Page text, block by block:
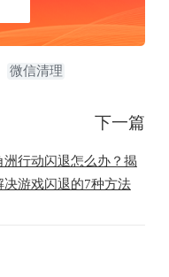
微信清理
下一篇
洲行动闪退怎么办？揭
决游戏闪退的7种方法